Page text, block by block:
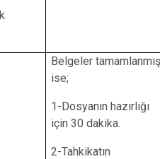
Belgeler
ise;
1-Dosyanın hazırlığı
için 30 dakika.
2-Tahkikatın